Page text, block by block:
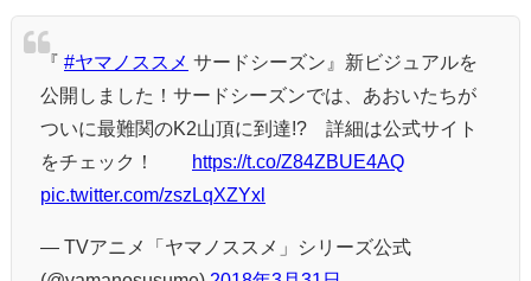
『 #ヤマノススメ サードシーズン』新ビジュアルを
公開しました！サードシーズンでは、あおいたちが
ついに最難関のK2山頂に到達!? 詳細は公式サイト
をチェック！
https://t.co/Z84ZBUE4AQ
pic.twitter.com/zszLqXZYxl
— TVアニメ「ヤマノススメ」シリーズ公式